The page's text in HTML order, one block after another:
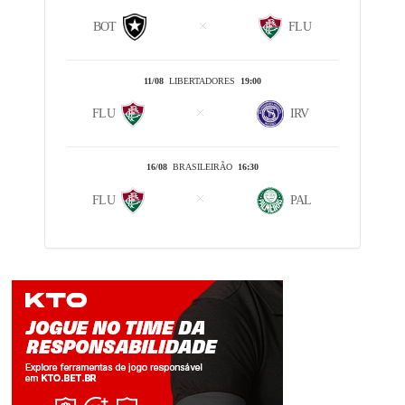
BOT FLU
11/08LIBERTADORES 19:00
FLU IRV
16/08BRASILEIRÃO 16:30
FLU PAL